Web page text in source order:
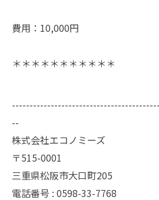
費用：10,000円
＊＊＊＊＊＊＊＊＊＊＊
--
株式会社エコノミーズ
〒515-0001
三重県松阪市大口町205
電話番号 : 0598-33-7768